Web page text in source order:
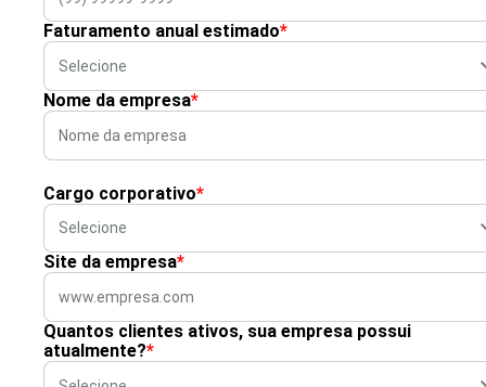
Faturamento anual estimado*
Nome da empresa*
Cargo corporativo*
Site da empresa*
Quantos clientes ativos, sua empresa possui
atualmente?*